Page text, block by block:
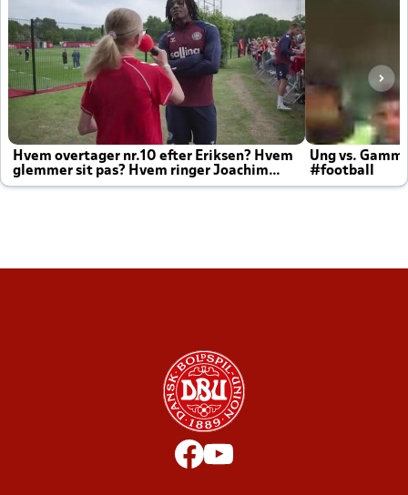
Hvem overtager nr.10 efter Eriksen? Hvem
glemmer sit pas? Hvem ringer Joachim
altid til efter kampe?
Ung vs.
#football